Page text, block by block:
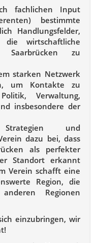
fachlichen Input
bestimmte
Handlungsfelder,
wirtschaftliche
Saarbrücken zu
starken Netzwerk
um Kontakte zu
Verwaltung,
insbesondere der
und
dazu bei, dass
als perfekter
Standort erkannt
Verein schafft eine
Region, die
Regionen
einzubringen, wir